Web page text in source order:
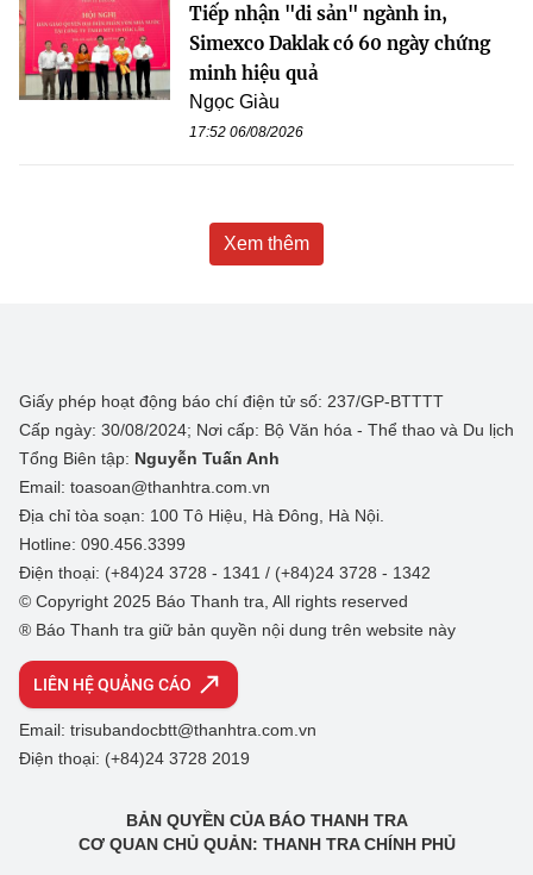
Tiếp nhận "di sản" ngành in,
Simexco Daklak có 60 ngày chứng
minh hiệu quả
Ngọc Giàu
17:52 06/08/2026
Xem thêm
Giấy phép hoạt động báo chí điện tử số: 237/GP-BTTTT
Cấp ngày: 30/08/2024; Nơi cấp: Bộ Văn hóa - Thể thao và Du lịch
Tổng Biên tập: Nguyễn Tuấn Anh
Email: toasoan@thanhtra.com.vn
Địa chỉ tòa soạn: 100 Tô Hiệu, Hà Đông, Hà Nội.
Hotline: 090.456.3399
Điện thoại: (+84)24 3728 - 1341 / (+84)24 3728 - 1342
© Copyright 2025 Báo Thanh tra, All rights reserved
® Báo Thanh tra giữ bản quyền nội dung trên website này
LIÊN HỆ QUẢNG CÁO
Email: trisubandocbtt@thanhtra.com.vn
Điện thoại: (+84)24 3728 2019
BẢN QUYỀN CỦA BÁO THANH TRA
CƠ QUAN CHỦ QUẢN: THANH TRA CHÍNH PHỦ